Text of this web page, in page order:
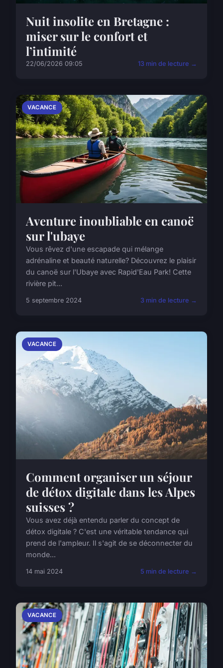
Nuit insolite en Bretagne :
miser sur le confort et
l’intimité
22/06/2026 09:05 13 min de lecture →
VACANCE
Aventure inoubliable en canoë
sur l'ubaye
Vous rêvez d'une escapade qui mélange
adrénaline et beauté naturelle? Découvrez le plaisir
du canoë sur l'Ubaye avec Rapid'Eau Park! Cette
rivière pit...
5 septembre 2024 3 min de lecture →
VACANCE
Comment organiser un séjour
de détox digitale dans les Alpes
suisses ?
Vous avez déjà entendu parler du concept de
détox digitale ? C'est une véritable tendance qui
prend de l'ampleur. Il s'agit de se déconnecter du
monde...
14 mai 2024 5 min de lecture →
VACANCE